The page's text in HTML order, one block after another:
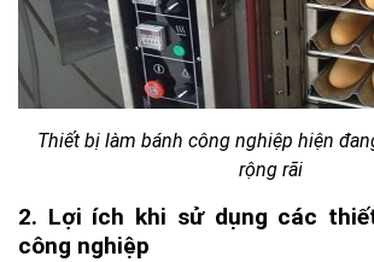
Thiết bị làm bánh công nghiệp hiện
rộng rãi
2. Lợi ích khi sử dụng các
công nghiệp